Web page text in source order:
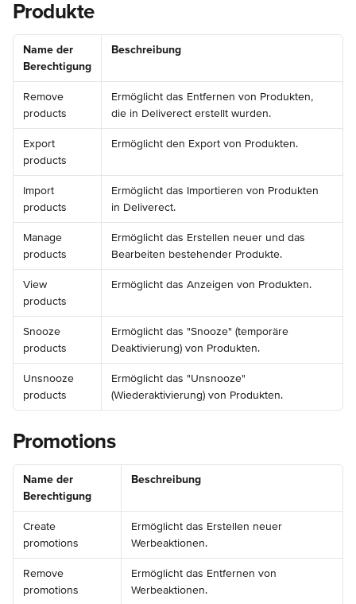
Produkte
Name der
Berechtigung
Beschreibung
Remove
products
Ermöglicht das Entfernen von Produkten,
die in Deliverect erstellt wurden.
Export
products
Ermöglicht den Export von Produkten.
Import
products
Ermöglicht das Importieren von Produkten
in Deliverect.
Manage
products
Ermöglicht das Erstellen neuer und das
Bearbeiten bestehender Produkte.
View
products
Ermöglicht das Anzeigen von Produkten.
Snooze
products
Ermöglicht das "Snooze" (temporäre
Deaktivierung) von Produkten.
Unsnooze
products
Ermöglicht das "Unsnooze"
(Wiederaktivierung) von Produkten.
Promotions
Name der
Berechtigung
Beschreibung
Create
promotions
Ermöglicht das Erstellen neuer
Werbeaktionen.
Remove
promotions
Ermöglicht das Entfernen von
Werbeaktionen.